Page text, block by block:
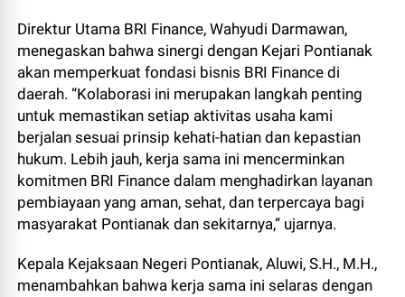
Direktur Utama BRI Finance, Wahyudi Darmawan,
menegaskan bahwa sinergi dengan Kejari Pontianak
akan memperkuat fondasi bisnis BRI Finance di
daerah. “Kolaborasi ini merupakan langkah penting
untuk memastikan setiap aktivitas usaha kami
berjalan sesuai prinsip kehati-hatian dan kepastian
hukum. Lebih jauh, kerja sama ini mencerminkan
komitmen BRI Finance dalam menghadirkan layanan
pembiayaan yang aman, sehat, dan terpercaya bagi
masyarakat Pontianak dan sekitarnya,” ujarnya.
Kepala Kejaksaan Negeri Pontianak, Aluwi, S.H., M.H.,
menambahkan bahwa kerja sama ini selaras dengan